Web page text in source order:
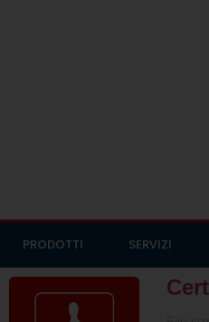
PRODOTTI SERVIZI